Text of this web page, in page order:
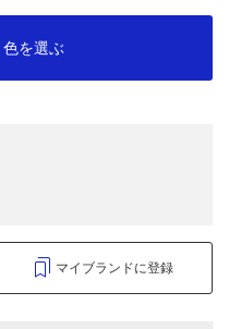
を選ぶ
マイブランドに登録